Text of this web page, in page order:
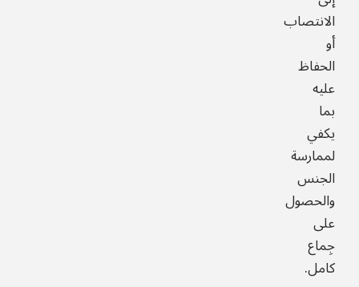
الانتصاب
أو
الحفاظ
عليه
بما
يكفي
لممارسة
الجنس
والحصول
على
جِماع
كامل.